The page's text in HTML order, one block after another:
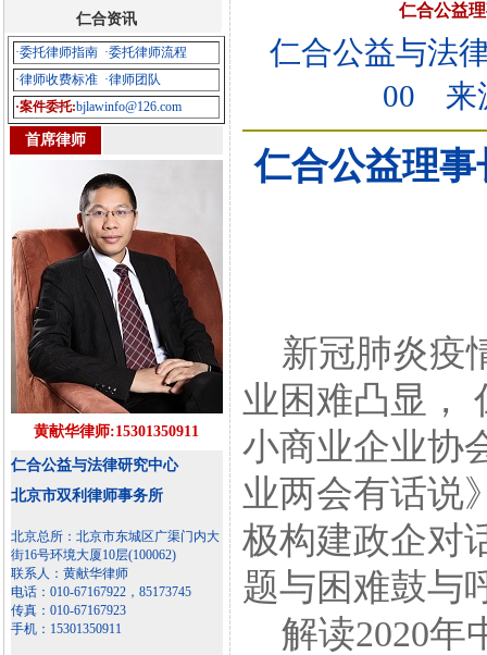
仁合资讯
·委托律师指南 ·委托律师流程
·律师收费标准 ·律师团队
·案件委托:bjlawinfo@126.com
首席律师
黄献华律师:15301350911
仁合公益与法律研究中心
北京市双利律师事务所
北京总所：北京市东城区广渠门内大
街16号环境大厦10层(100062)
联系人：黄献华律师
电话：010-67167922，85173745
传真：010-67167923
手机：15301350911
仁合公益
仁合公益与法
00
来
仁合公益理
新冠肺炎疫
业困难凸显，
小商业企业协
业两会有话说
极构建政企对
题与困难鼓与
解读2020年